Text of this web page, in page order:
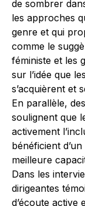
de sombrer
les approches
genre et qui
comme le
féministe et les
sur l’idée que
s’acquièrent et
En parallèle,
soulignent que
activement
bénéficient
meilleure
Dans les
dirigeantes
d’écoute active